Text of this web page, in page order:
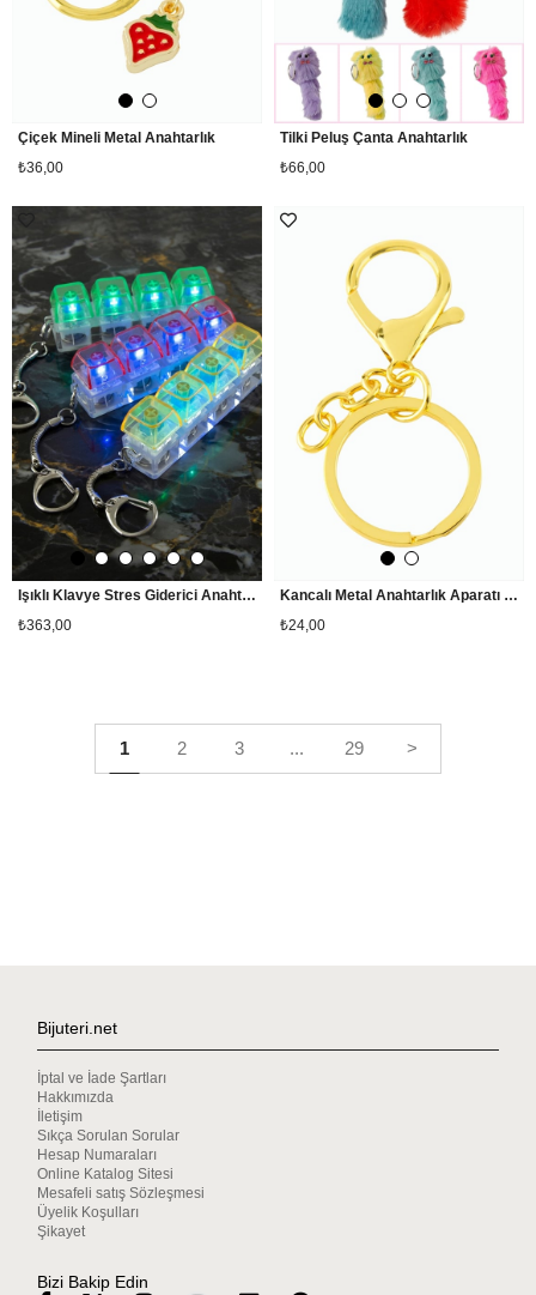
Çiçek Mineli Metal Anahtarlık
₺36,00
Tilki Peluş Çanta Anahtarlık
₺66,00
Işıklı Klavye Stres Giderici Anahtarlık
₺363,00
Kancalı Metal Anahtarlık Aparatı Zincirli
₺24,00
1 2 3 ... 29 >
Bijuteri.net
İptal ve İade Şartları
Hakkımızda
İletişim
Sıkça Sorulan Sorular
Hesap Numaraları
Online Katalog Sitesi
Mesafeli satış Sözleşmesi
Üyelik Koşulları
Şikayet
Bizi Bakip Edin